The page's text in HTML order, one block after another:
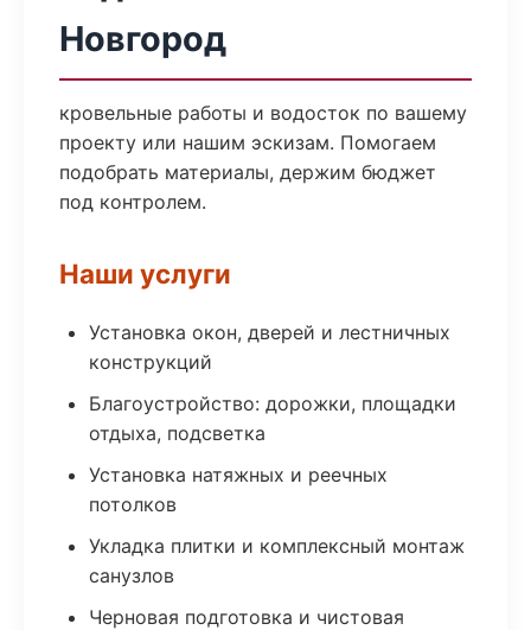
Новгород
кровельные работы и водосток по вашему
проекту или нашим эскизам. Помогаем
подобрать материалы, держим бюджет
под контролем.
Наши услуги
Установка окон, дверей и лестничных
конструкций
Благоустройство: дорожки, площадки
отдыха, подсветка
Установка натяжных и реечных
потолков
Укладка плитки и комплексный монтаж
санузлов
Черновая подготовка и чистовая